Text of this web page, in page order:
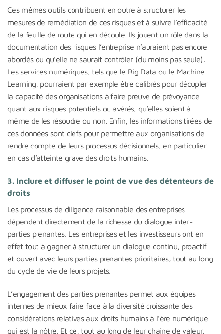
Ces mêmes outils contribuent en outre à structurer les
mesures de remédiation de ces risques et à suivre l’efficacité
de la feuille de route qui en découle. Ils jouent un rôle dans la
documentation des risques l’entreprise n’auraient pas encore
abordés ou qu’elle ne saurait contrôler (du moins pas seule).
Les services numériques, tels que le Big Data ou le Machine
Learning, pourraient par exemple être calibrés pour décupler
la capacité des organisations à faire preuve de prévoyance
quant aux risques potentiels ou avérés, qu’elles soient à
même de les résoudre ou non. Enfin, les informations tirées de
ces données sont clefs pour permettre aux organisations de
rendre compte de leurs processus décisionnels, en particulier
en cas d’atteinte grave des droits humains.
3. Inclure et diffuser le point de vue des détenteurs de
droits
Les processus de diligence raisonnable des entreprises
dépendent directement de la richesse du dialogue inter-
parties prenantes. Les entreprises et les investisseurs ont en
effet tout à gagner à structurer un dialogue continu, proactif
et ouvert avec leurs parties prenantes prioritaires, tout au long
du cycle de vie de leurs projets.
L’engagement des parties prenantes permet aux équipes
internes de mieux faire face à la diversité croissante des
considérations relatives aux droits humains à l’ère numérique
qui est la nôtre. Et ce, tout au long de leur chaîne de valeur.